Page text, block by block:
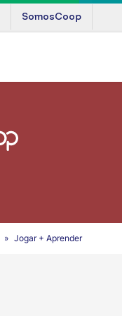
SomosCoop
Jogar + Aprender